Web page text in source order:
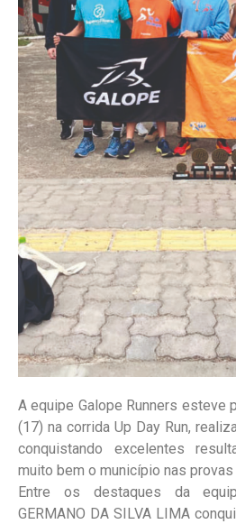
A equipe Galope Runners esteve
(17) na corrida Up Day Run,
conquistando excelentes
muito bem o município nas
Entre os destaques da
GERMANO DA SILVA LIMA